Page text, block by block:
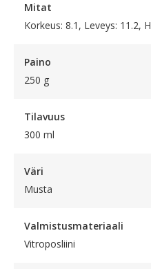
Mitat
Korkeus: 8.1, Leveys: 11.2,
Paino
250 g
Tilavuus
300 ml
Väri
Musta
Valmistusmateriaali
Vitroposliini